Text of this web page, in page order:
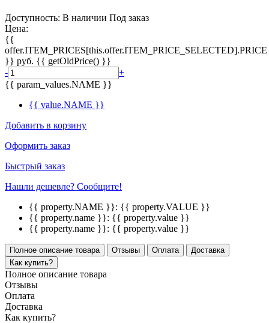
Доступность: В наличии Под заказ
Цена:
{{
offer.ITEM_PRICES[this.offer.ITEM_PRICE_SELECTED].PRICE
}} руб. {{ getOldPrice() }}
-
+
{{ param_values.NAME }}
{{ value.NAME }}
Добавить в корзину
Оформить заказ
Быстрый заказ
Нашли дешевле? Сообщите!
{{ property.NAME }}: {{ property.VALUE }}
{{ property.name }}: {{ property.value }}
{{ property.name }}: {{ property.value }}
Полное описание товара Отзывы Оплата
Доставка
Как купить?
Полное описание товара
Отзывы
Оплата
Доставка
Как купить?